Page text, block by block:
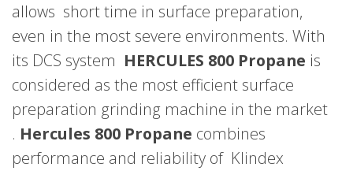
allows short time in surface preparation,
even in the most severe environments. With
its DCS system HERCULES 800 Propane is
considered as the most efficient surface
preparation grinding machine in the market
. Hercules 800 Propane combines
performance and reliability of Klindex